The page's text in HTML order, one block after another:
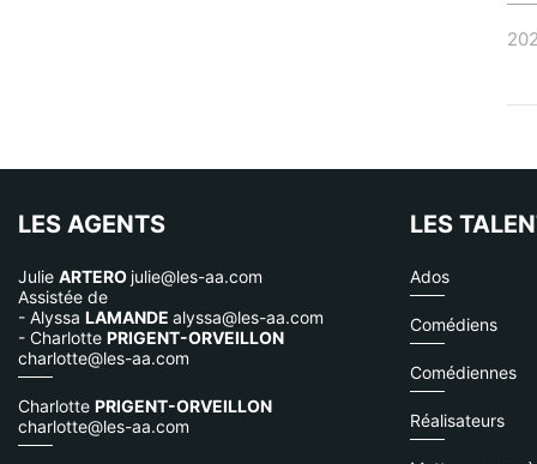
LES AGENTS
Julie ARTERO julie@les-aa.com
Assistée de
- Alyssa LAMANDE alyssa@les-aa.com
- Charlotte PRIGENT-ORVEILLON
charlotte@les-aa.com
Charlotte PRIGENT-ORVEILLON
charlotte@les-aa.com
LES
Ados
Comédiens
Comédiennes
Réalisateurs